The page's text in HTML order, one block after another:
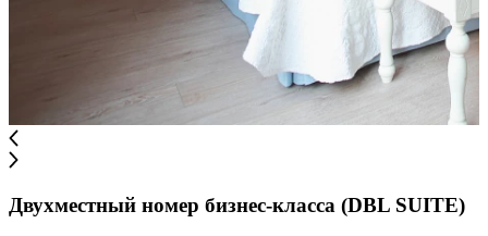
Двухместный номер бизнес-класса (DBL SUITE)